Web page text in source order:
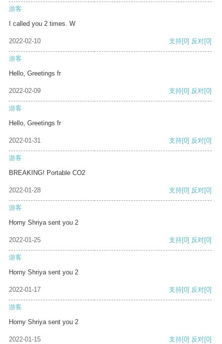
游客
I called you 2 times. W
2022-02-10 支持[0] 反对[0]
游客
Hello, Greetings fr
2022-02-09 支持[0] 反对[0]
游客
Hello, Greetings fr
2022-01-31 支持[0] 反对[0]
游客
BREAKING! Portable CO2
2022-01-28 支持[0] 反对[0]
游客
Horny Shriya sent you 2
2022-01-25 支持[0] 反对[0]
游客
Horny Shriya sent you 2
2022-01-17 支持[0] 反对[0]
游客
Horny Shriya sent you 2
2022-01-15 支持[0] 反对[0]